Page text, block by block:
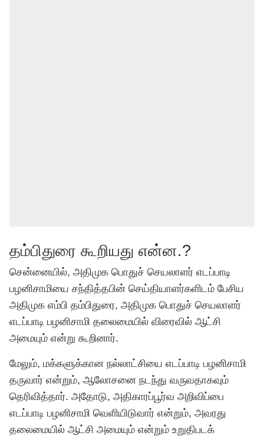
தம்பிதுரை கூறியது என்ன.?
சென்னையில், அதிமுக பொதுச் செயலாளர் எடப்பாடி
பழனிசாமியை சந்தித்தபின் செய்தியாளர்களிடம் பேசிய
அதிமுக எம்பி தம்பிதுரை, அதிமுக பொதுச் செயலாளர்
எடப்பாடி பழனிசாமி தலைமையில் விரைவில் ஆட்சி
அமையும் என்று கூறினார்.
மேலும், மக்களுக்கான நல்லாட்சியை எடப்பாடி பழனிசாமி
தருவார் என்றும், ஆலோசனை நடந்து வருவதாகவும்
தெரிவித்தார். அதோடு, அதிகாரப்பூர்வ அறிவிப்பை
எடப்பாடி பழனிசாமி வெளியிடுவார் என்றும், அவரது
தலைமையில் ஆட்சி அமையும் என்றும் உறுதிபடக்